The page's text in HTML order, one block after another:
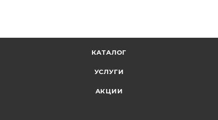
КАТАЛОГ
УСЛУГИ
АКЦИИ